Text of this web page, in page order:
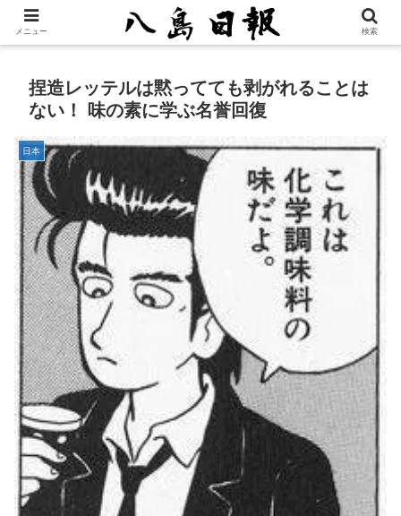
捏造レッテルは黙ってても剥がれることは
ない！ 味の素に学ぶ名誉回復
日本
メニュー 検索